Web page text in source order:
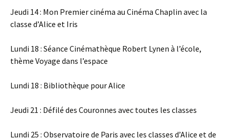
Jeudi 14 : Mon Premier cinéma au Cinéma Chaplin avec la
classe d’Alice et Iris
Lundi 18 : Séance Cinémathèque Robert Lynen à l’école,
thème Voyage dans l’espace
Lundi 18 : Bibliothèque pour Alice
Jeudi 21 : Défilé des Couronnes avec toutes les classes
Lundi 25 : Observatoire de Paris avec les classes d’Alice et de